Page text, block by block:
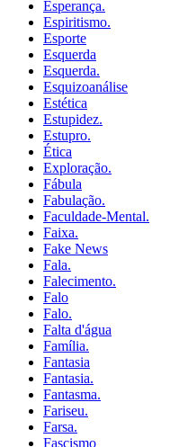
Esperança.
Espiritismo.
Esporte
Esquerda
Esquerda.
Esquizoanálise
Estética
Estupidez.
Estupro.
Ética
Exploração.
Fábula
Fabulação.
Faculdade-Mental.
Faixa.
Fake News
Fala.
Falecimento.
Falo
Falo.
Falta d'água
Família.
Fantasia
Fantasia.
Fantasma.
Fariseu.
Farsa.
Fascismo